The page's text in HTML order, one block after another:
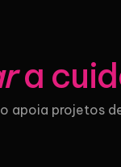
a
apoia projetos